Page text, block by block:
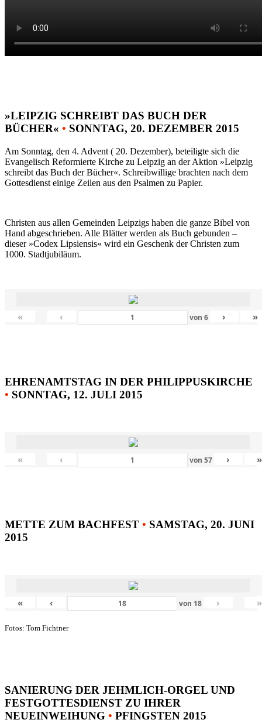
»LEIPZIG SCHREIBT DAS BUCH DER
BÜCHER« • SONNTAG, 20. DEZEMBER 2015
Am Sonntag, den 4. Advent ( 20. Dezember), beteiligte sich die
Evangelisch Reformierte Kirche zu Leipzig an der Aktion »Leipzig
schreibt das Buch der Bücher«. Schreibwillige brachten nach dem
Gottesdienst einige Zeilen aus den Psalmen zu Papier.
Christen aus allen Gemeinden Leipzigs haben die ganze Bibel von
Hand abgeschrieben. Alle Blätter werden als Buch gebunden –
dieser »Codex Lipsiensis« wird ein Geschenk der Christen zum
1000. Stadtjubiläum.
« ‹ von 6 › »
EHRENAMTSTAG IN DER PHILIPPUSKIRCHE
• SONNTAG, 12. JULI 2015
« ‹ von 57 › »
METTE ZUM BACHFEST • SAMSTAG, 20. JUNI
2015
« ‹ von 18 › »
Fotos: Tom Fichtner
SANIERUNG DER JEHMLICH-ORGEL UND
FESTGOTTESDIENST ZU IHRER
NEUEINWEIHUNG • PFINGSTEN 2015